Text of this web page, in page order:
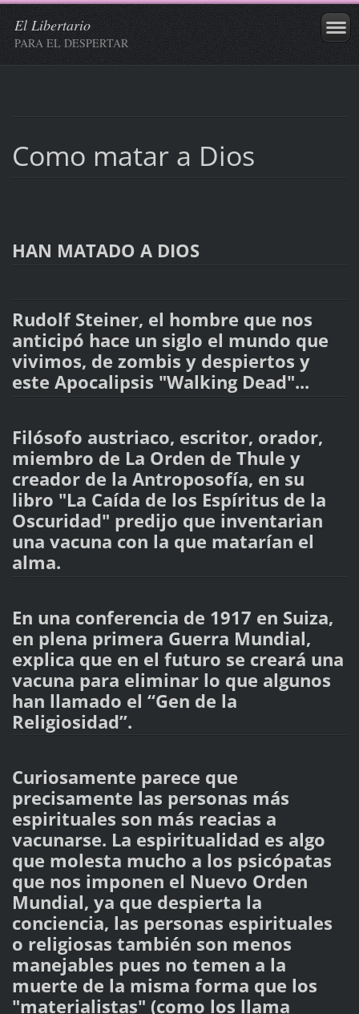
El Libertario
PARA EL DESPERTAR
Como matar a Dios
HAN MATADO A DIOS
Rudolf Steiner, el hombre que nos
anticipó hace un siglo el mundo que
vivimos, de zombis y despiertos y
este Apocalipsis "Walking Dead"...
Filósofo austriaco, escritor, orador,
miembro de La Orden de Thule y
creador de la Antroposofía, en su
libro "La Caída de los Espíritus de la
Oscuridad" predijo que inventarian
una vacuna con la que matarían el
alma.
En una conferencia de 1917 en Suiza,
en plena primera Guerra Mundial,
explica que en el futuro se creará una
vacuna para eliminar lo que algunos
han llamado el “Gen de la
Religiosidad”.
Curiosamente parece que
precisamente las personas más
espirituales son más reacias a
vacunarse. La espiritualidad es algo
que molesta mucho a los psicópatas
que nos imponen el Nuevo Orden
Mundial, ya que despierta la
conciencia, las personas espirituales
o religiosas también son menos
manejables pues no temen a la
muerte de la misma forma que los
"materialistas" (como los llama